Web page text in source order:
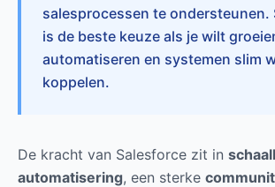
salesprocessen te ondersteunen.
is de beste keuze als je wilt
automatiseren en systemen slim
koppelen.
De kracht van Salesforce zit in
automatisering, een sterke